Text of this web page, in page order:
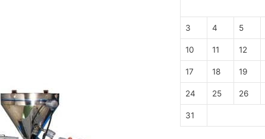
3 4 5
10 11 12
17 18 19
24 25 26
31